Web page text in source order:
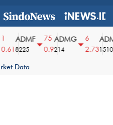
ADMF
8225
75
0.9
ADMG
214
2.731510
Data